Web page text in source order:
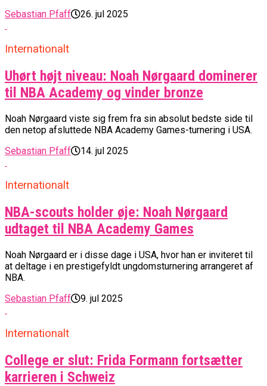
Sebastian Pfaff
26. jul 2025
Internationalt
Uhørt højt niveau: Noah Nørgaard dominerer
til NBA Academy og vinder bronze
Noah Nørgaard viste sig frem fra sin absolut bedste side til
den netop afsluttede NBA Academy Games-turnering i USA.
Sebastian Pfaff
14. jul 2025
Internationalt
NBA-scouts holder øje: Noah Nørgaard
udtaget til NBA Academy Games
Noah Nørgaard er i disse dage i USA, hvor han er inviteret til
at deltage i en prestigefyldt ungdomsturnering arrangeret af
NBA.
Sebastian Pfaff
9. jul 2025
Internationalt
College er slut: Frida Formann fortsætter
karrieren i Schweiz